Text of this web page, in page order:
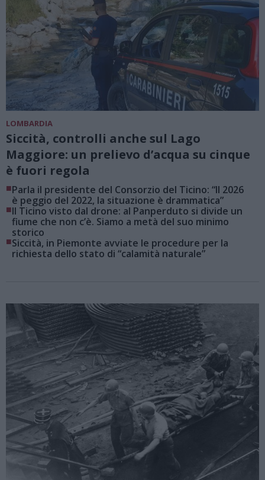
LOMBARDIA
Siccità, controlli anche sul Lago
Maggiore: un prelievo d’acqua su cinque
è fuori regola
■Parla il presidente del Consorzio del Ticino: “Il 2026
è peggio del 2022, la situazione è drammatica”
■Il Ticino visto dal drone: al Panperduto si divide un
fiume che non c’è. Siamo a metà del suo minimo
storico
■Siccità, in Piemonte avviate le procedure per la
richiesta dello stato di “calamità naturale”